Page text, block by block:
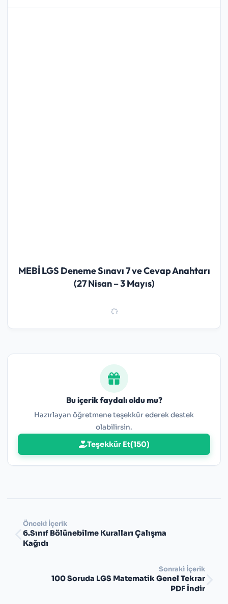
MEBİ LGS Deneme Sınavı 7 ve Cevap Anahtarı
(27 Nisan – 3 Mayıs)
Bu içerik faydalı oldu mu?
Hazırlayan öğretmene teşekkür ederek destek
olabilirsin.
Teşekkür Et(150)
Önceki İçerik
6.Sınıf Bölünebilme Kuralları Çalışma
Kağıdı
Sonraki İçerik
100 Soruda LGS Matematik Genel Tekrar
PDF İndir